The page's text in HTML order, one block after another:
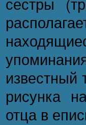
сестры
известный
рисунка
отца в